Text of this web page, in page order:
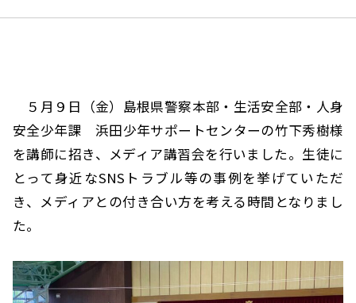
キ
５月９日（金）島根県警察本部・生活安全部・人身
安全少年課 浜田少年サポートセンターの竹下秀樹様
を講師に招き、メディア講習会を行いました。生徒に
とって身近なSNSトラブル等の事例を挙げていただ
き、メディアとの付き合い方を考える時間となりまし
た。